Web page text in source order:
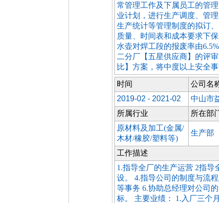
常管理工作及下属员工的管
业计划，进行生产调度、管
生产统计等管理制度的拟订
质量、时间表和成本要求下
水壶对焊工段的报废率由
二分厂【五星供应商】的评
比】方案，将中度以上安全
时间
公司名
2019-02 - 2021-02
中山市
所属行业
所在部
原材料及加工(金属/
木材/橡胶/塑料等)
生产部
工作描述
1.指导全厂的生产运营 2指导
设。 4.指导公司的制度与流
等事务 6.协助总经理对公司
标。 主要业绩： 1.入厂三个